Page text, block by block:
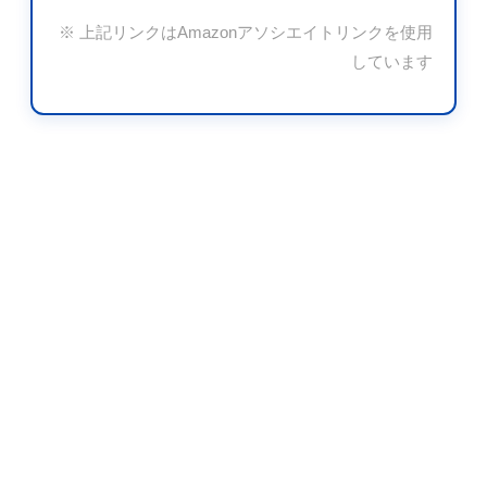
※ 上記リンクはAmazonアソシエイトリンクを使用
しています